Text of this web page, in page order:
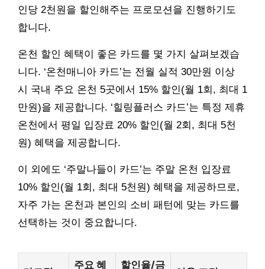
인당 2천원을 할인해주는 프로모션을 진행하기도
합니다.
온천 할인 혜택이 좋은 카드를 몇 가지 살펴보겠습
니다. ‘온천매니아 카드’는 전월 실적 30만원 이상
시 국내 주요 온천 5곳에서 15% 할인(월 1회, 최대 1
만원)을 제공합니다. ‘힐링플러스 카드’는 특정 제휴
온천에서 평일 입장료 20% 할인(월 2회, 최대 5천
원) 혜택을 제공합니다.
이 외에도 ‘주말나들이 카드’는 주말 온천 입장료
10% 할인(월 1회, 최대 5천원) 혜택을 제공하므로,
자주 가는 온천과 본인의 소비 패턴에 맞는 카드를
선택하는 것이 중요합니다.
주요 혜
할인율/금